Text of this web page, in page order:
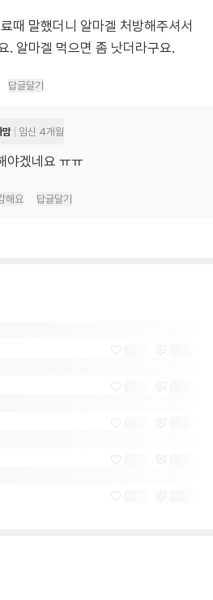
때 말했더니 알마겔 처방해주셔서
. 알마겔 먹으면 좀 낫더라구요.
답글달기
맘 임신 4개월
야겠네요 ㅠㅠ
해요 답글달기